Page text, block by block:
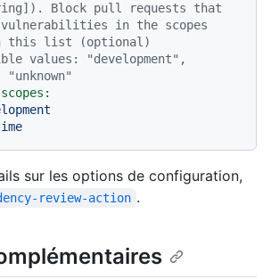
Block pull requests that
in the scopes
this list (optional)
values: "development",
sur les options de configuration,
review-action .